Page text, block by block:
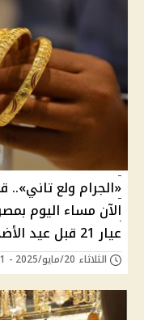
«الجرام ولع
عيار 21 قبل عيد الأضحى؟
الثلاثاء 20/مايو/2025 - 06:21 م